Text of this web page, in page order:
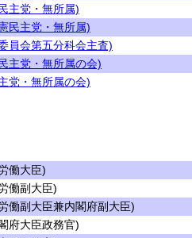
主党・無所属)
民主党・無所属)
員会第五分科会主査)
主党・無所属の会)
党・無所属の会)
働大臣)
働副大臣)
働副大臣兼内閣府副大臣)
府大臣政務官)